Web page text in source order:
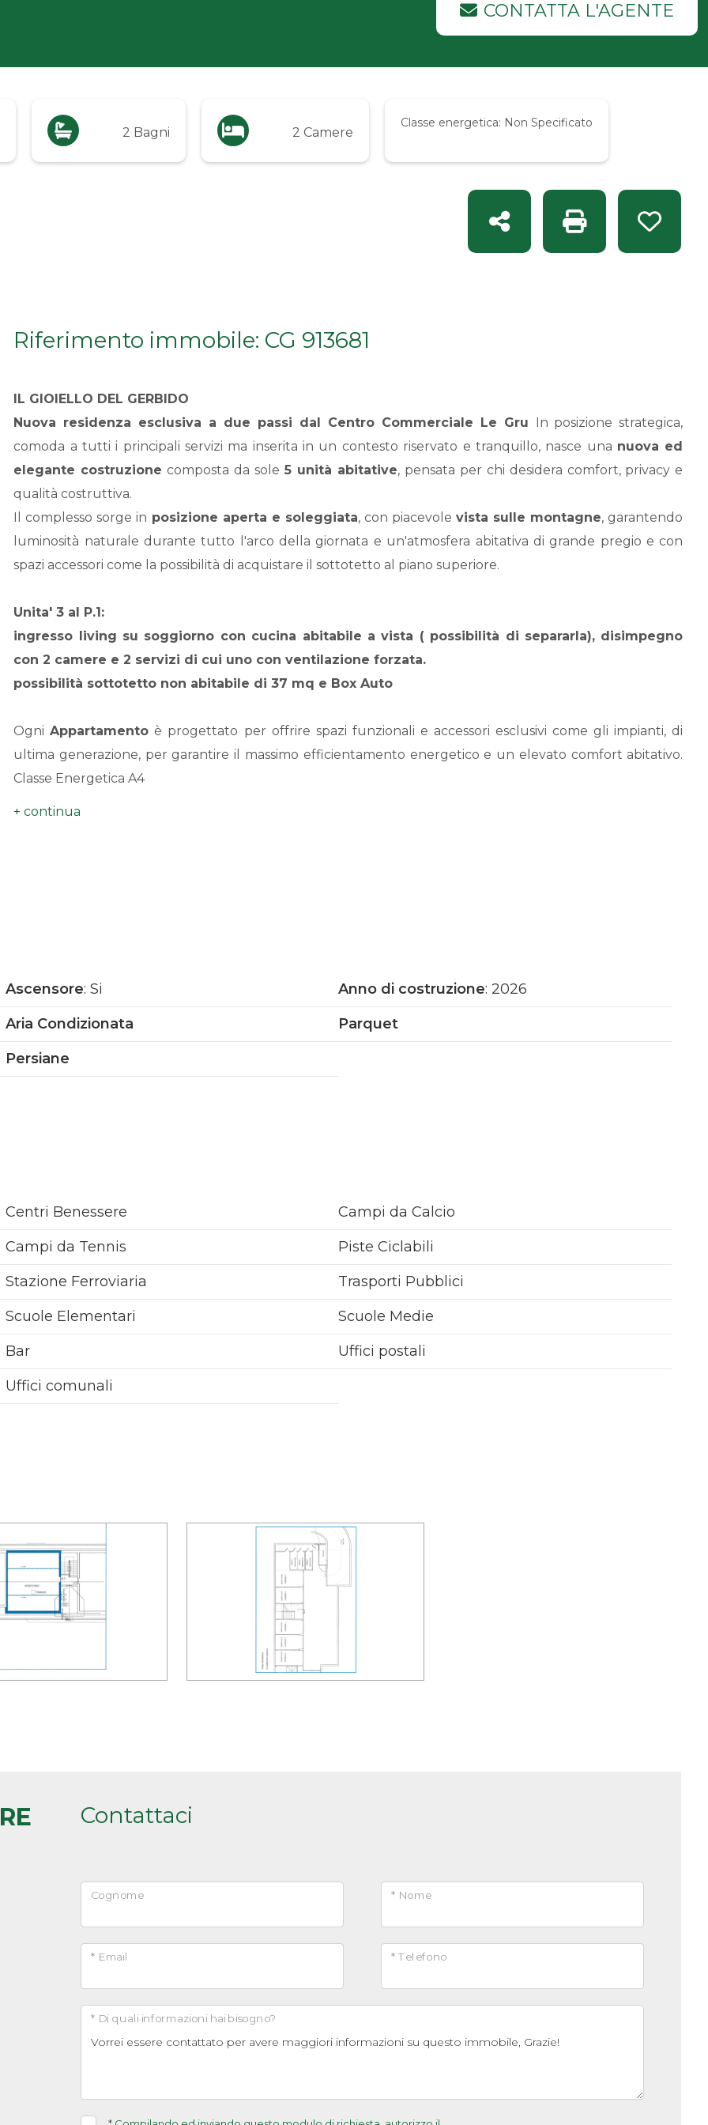
CONTATTA L'AGENTE
2 Bagni 2 Camere
Classe energetica: Non Specificato
Stampa: Rif. CG
Condividi
Riferimento immobile: CG 913681
IL GIOIELLO DEL GERBIDO
Nuova residenza esclusiva a due passi dal Centro Commerciale Le Gru In posizione strategica,
comoda a tutti i principali servizi ma inserita in un contesto riservato e tranquillo, nasce una nuova ed
elegante costruzione composta da sole 5 unità abitative, pensata per chi desidera comfort, privacy e
qualità costruttiva.
Il complesso sorge in posizione aperta e soleggiata, con piacevolevista sulle montagne, garantendo
luminosità naturale durante tutto l'arco della giornata e un'atmosfera abitativa di grande pregio e con
spazi accessori come la possibilità di acquistare il sottotetto al piano superiore.
Unita' 3 al P.1:
ingresso living su soggiorno con cucina abitabile a vista ( possibilità di separarla), disimpegno
con 2 camere e 2 servizi di cui uno con ventilazione forzata.
possibilità sottotetto non abitabile di 37 mq e Box Auto
OgniAppartamento è progettato per offrire spazi funzionali e accessori esclusivi come gli impianti, di
ultima generazione, per garantire il massimo efficientamento energetico e un elevato comfort abitativo.
Classe Energetica A4
Soluzione ideale per chi desidera vivere in un contesto tranquillo, moderno e ben collegato ai principali
Ascensore: Si Anno di costruzione: 2026
Aria Condizionata
Parquet
Persiane
Centri Benessere
Campi da Calcio
Campi da Tennis
Piste Ciclabili
Stazione Ferroviaria
Trasporti Pubblici
Scuole Elementari
Scuole Medie
Bar
Uffici postali
Uffici comunali
Contattaci
* Nome
Cognome
* Telefono
* Email
* Di quali informazioni hai bisogno?